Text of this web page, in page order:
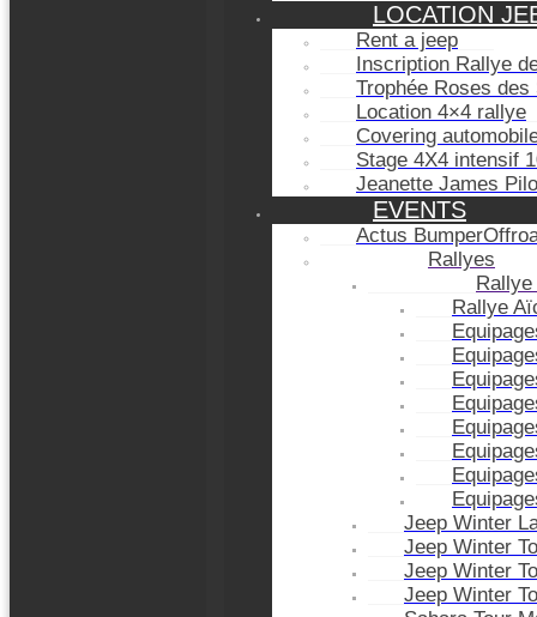
LOCATION
Rent a jeep
Inscription Rallye
Trophée Roses des
Location 4×4 rallye
Covering
Stage 4X4 intensif
Jeanette James
EVENTS
Actus
Rallyes
Rallye
Jeep Winter
Jeep Winter
Jeep Winter
Jeep Winter